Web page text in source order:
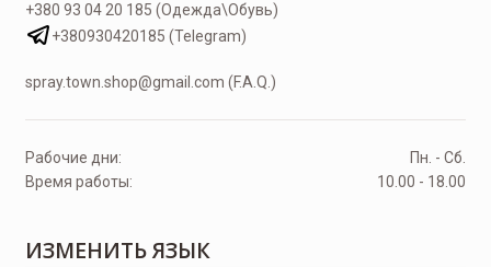
+380 93 04 20 185 (Одежда\Обувь)
+380930420185 (Telegram)
spray.town.shop@gmail.com (F.A.Q.)
Рабочие дни:
Пн. - Сб.
Время работы:
10.00 - 18.00
ИЗМЕНИТЬ ЯЗЫК